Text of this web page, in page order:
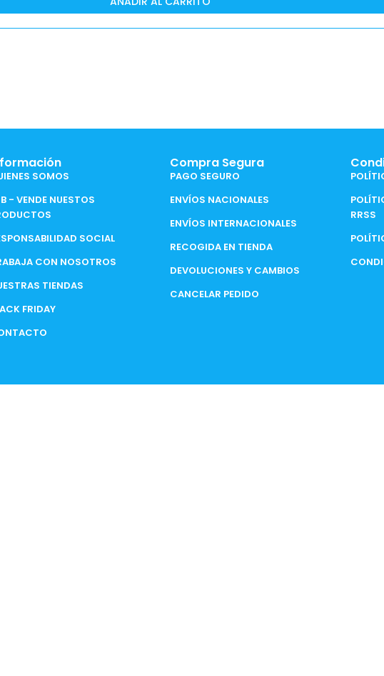
SOMOS
- VENDE NUESTOS
SOCIAL
CON NOSOTROS
TIENDAS
FRIDAY
Compra Segura
PAGO SEGURO
ENVÍOS NACIONALES
ENVÍOS INTERNACIONALES
RECOGIDA EN TIENDA
DEVOLUCIONES Y CAMBIOS
CANCELAR PEDIDO
RRSS